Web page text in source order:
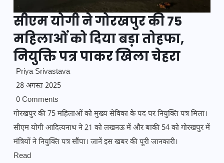
सीएम योगी ने गोरखपुर की 75
महिलाओं को दिया बड़ा तोहफा,
नियुक्ति पत्र पाकर खिला चेहरा
Priya Srivastava
28 अगस्त 2025
0 Comments
गोरखपुर की 75 महिलाओं को मुख्य सेविका के पद पर नियुक्ति पत्र मिला।
सीएम योगी आदित्यनाथ ने 21 को लखनऊ में और बाकी 54 को गोरखपुर में
मंत्रियों ने नियुक्ति पत्र सौंपा। जानें इस खबर की पूरी जानकारी।
Read